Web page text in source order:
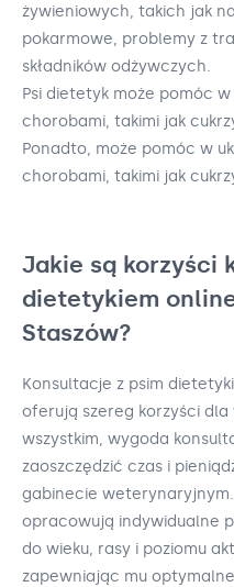
żywieniowych, takich jak
pokarmowe, problemy z
składników odżywczych.
Psi dietetyk może pomóc
chorobami, takimi jak
Ponadto, może pomóc w
chorobami, takimi jak
Jakie są korzyści
dietetykiem
Staszów?
Konsultacje z psim
oferują szereg korzyści dla
wszystkim, wygoda
zaoszczędzić czas i
gabinecie
opracowują indywidualne
do wieku, rasy i poziomu
zapewniając mu